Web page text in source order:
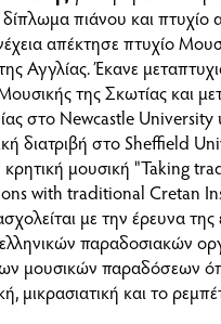
πιάνου και
απέκτησε πτυχίο
Αγγλίας. Έκανε
της Σκωτίας και
στο Newcastle
διατριβή στο Sheffield
κρητική μουσική "Taking
with traditional Cretan
με την έρευνα της
ελληνικών παραδοσιακών
μουσικών παραδόσεων
μικρασιατική και το